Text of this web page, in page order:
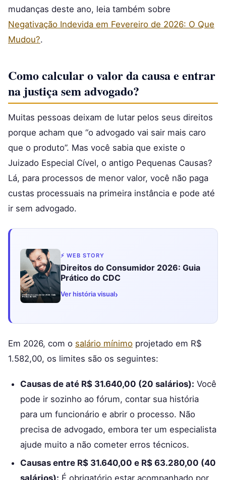
mudanças deste ano, leia também sobre
Negativação Indevida em Fevereiro de 2026: O Que
Mudou?.
Como calcular o valor da causa e entrar
na justiça sem advogado?
Muitas pessoas deixam de lutar pelos seus direitos
porque acham que “o advogado vai sair mais caro
que o produto”. Mas você sabia que existe o
Juizado Especial Cível, o antigo Pequenas Causas?
Lá, para processos de menor valor, você não paga
custas processuais na primeira instância e pode até
ir sem advogado.
⚡ WEB STORY
Direitos do Consumidor 2026: Guia
Prático do CDC
Ver história visual›
Em 2026, com o salário mínimo projetado em R$
1.582,00, os limites são os seguintes:
Causas de até R$ 31.640,00 (20 salários): Você
pode ir sozinho ao fórum, contar sua história
para um funcionário e abrir o processo. Não
precisa de advogado, embora ter um especialista
ajude muito a não cometer erros técnicos.
Causas entre R$ 31.640,00 e R$ 63.280,00 (40